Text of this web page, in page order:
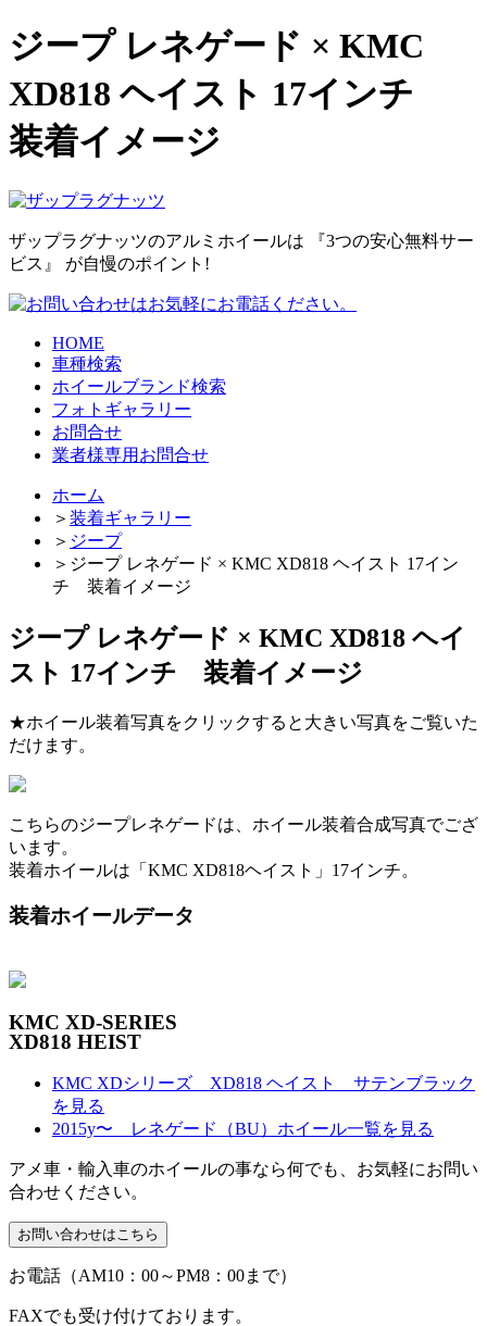
ジープ レネゲード × KMC
XD818 ヘイスト 17インチ
装着イメージ
ザップラグナッツのアルミホイールは
『3つの安心無料サー
ビス』 が自慢のポイント!
HOME
車種検索
ホイールブランド検索
フォトギャラリー
お問合せ
業者様専用お問合せ
ホーム
＞ 装着ギャラリー
＞ ジープ
＞ ジープ レネゲード × KMC XD818 ヘイスト 17イン
チ 装着イメージ
ジープ レネゲード × KMC XD818 ヘイ
スト 17インチ 装着イメージ
★ホイール装着写真をクリックすると大きい写真をご覧いた
だけます。
こちらのジープレネゲードは、ホイール装着合成写真でござ
います。
装着ホイールは「KMC XD818ヘイスト」17インチ。
装着ホイールデータ
KMC XD-SERIES
XD818 HEIST
KMC XDシリーズ XD818 ヘイスト サテンブラック
を見る
2015y〜 レネゲード（BU）ホイール一覧を見る
アメ車・輸入車のホイールの事なら何でも、お気軽にお問い
合わせください。
お電話（AM10：00～PM8：00まで）
FAXでも受け付けております。